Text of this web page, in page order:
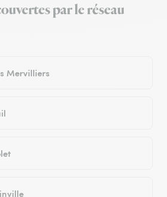
par le réseau
Mervilliers